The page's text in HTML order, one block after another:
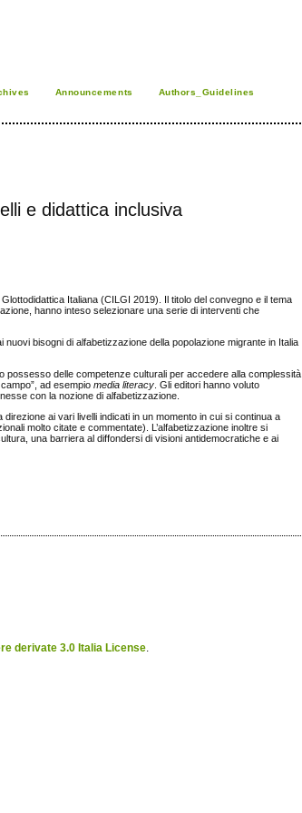
Announcements
Authors_Guidelines
e didattica inclusiva
Italiana (CILGI 2019). Il titolo del convegno e il tema
hanno inteso selezionare una serie di interventi che
bisogni di alfabetizzazione della popolazione migrante in Italia
possesso delle competenze culturali per accedere alla complessità
ad esempiomedia literacy . Gli editori hanno voluto
con la nozione di alfabetizzazione.
ai vari livelli indicati in un momento in cui si continua a
molto citate e commentate). L’alfabetizzazione inoltre si
una barriera al diffondersi di visioni antidemocratiche e ai
derivate 3.0 Italia License.